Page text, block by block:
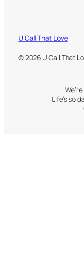
U Call That Love
© 2026 U Call That
Life’s so